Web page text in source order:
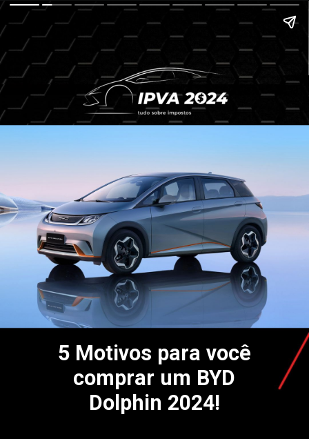
5 Motivos para você
comprar um BYD
Dolphin 2024!